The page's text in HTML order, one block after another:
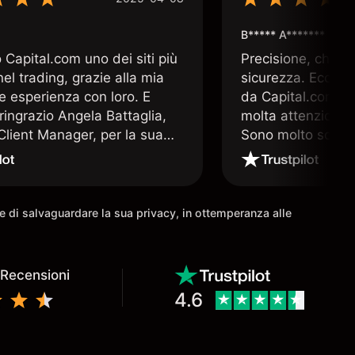
Capital.com uno dei siti più
trading, grazie alla mia
esperienza con loro. E
Angela Battaglia,
Manager, per la sua
altamente professionale e
E nulla è più prezioso nel
io ho avuto la
B***** A*******
Precisione,
sicurezza. Ecco
da Capital.com.
molta attenzione
Sono molto
che offre
salvaguardare la sua privacy, in ottemperanza alle
4.6